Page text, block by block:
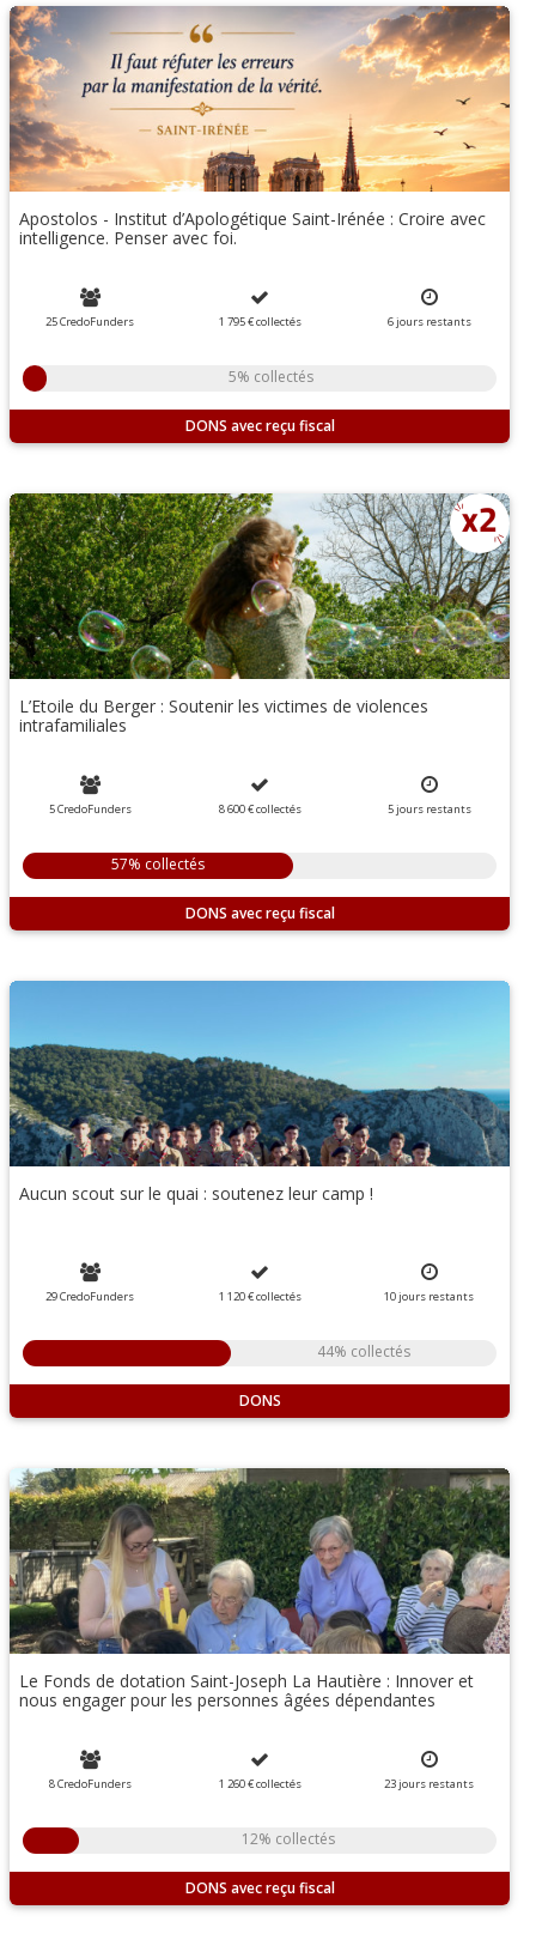
Apostolos - Institut d’Apologétique Saint-Irénée : Croire avec
intelligence. Penser avec foi.
25 CredoFunders 1 795 €collectés 6joursrestants
5% collectés
DONS
L’Etoile du Berger : Soutenir les victimes de violences
intrafamiliales
5 CredoFunders 8 600 €collectés 5joursrestants
57% collectés
DONS
Aucun scout sur le quai : soutenez leur camp !
29 CredoFunders 1 120 €collectés 10jours restants
44% collectés
DONS
Le Fonds de dotation Saint-Joseph La Hautière : Innover et
nous engager pour les personnes âgées dépendantes
8 CredoFunders 1 260 €collectés 23jours restants
12% collectés
DONS